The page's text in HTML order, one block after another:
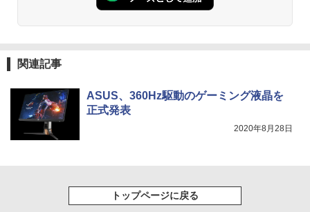
￥10,385
3
￥1,790
液晶ディスプレイ 1080P 高画質 アイケ
ア ps4/ps5/switch対応（HDMI/VGA/VE
4
はじめての世界名作えほん あかいえほ
んのおうち（1～40巻） （0） [ 中脇 初
【2026年アップグレード版】AOKIMI ワイヤ
付き 防水 タッチ式音量調整 スポーツ/通勤/通
学/WEB会議(ホワイト)
￥1,625
HUNTER×HUNTER モノクロ版 39 (ジャンプ
関連記事
ASUS、360Hz駆動のゲーミング液晶を
正式発表
2020年8月28日
トップページに戻る